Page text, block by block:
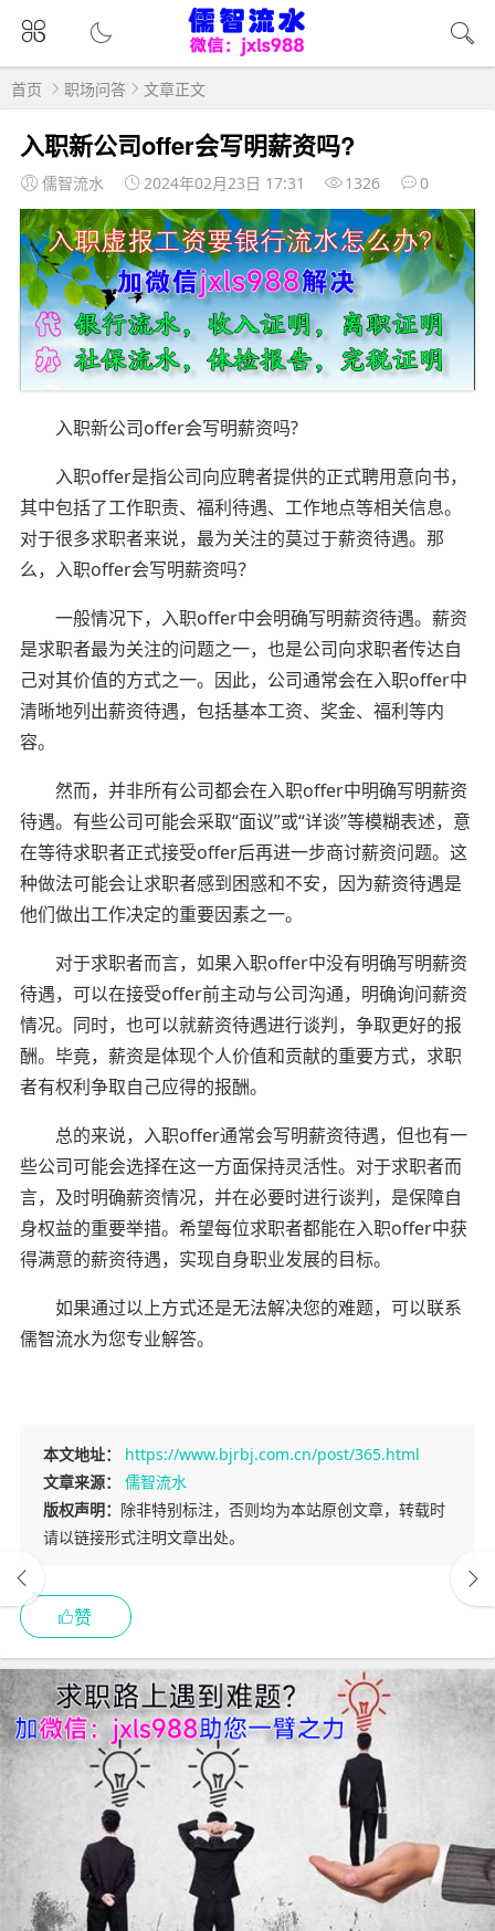
首页 职场问答 文章正文
入职新公司offer会写明薪资吗?
儒智流水 2024年02月23日 17:31 1326 0
入职新公司offer会写明薪资吗?
入职offer是指公司向应聘者提供的正式聘用意向书，
其中包括了工作职责、福利待遇、工作地点等相关信息。
对于很多求职者来说，最为关注的莫过于薪资待遇。那
么，入职offer会写明薪资吗？
一般情况下，入职offer中会明确写明薪资待遇。薪资
是求职者最为关注的问题之一，也是公司向求职者传达自
己对其价值的方式之一。因此，公司通常会在入职offer中
清晰地列出薪资待遇，包括基本工资、奖金、福利等内
容。
然而，并非所有公司都会在入职offer中明确写明薪资
待遇。有些公司可能会采取“面议”或“详谈”等模糊表述，意
在等待求职者正式接受offer后再进一步商讨薪资问题。这
种做法可能会让求职者感到困惑和不安，因为薪资待遇是
他们做出工作决定的重要因素之一。
对于求职者而言，如果入职offer中没有明确写明薪资
待遇，可以在接受offer前主动与公司沟通，明确询问薪资
情况。同时，也可以就薪资待遇进行谈判，争取更好的报
酬。毕竟，薪资是体现个人价值和贡献的重要方式，求职
者有权利争取自己应得的报酬。
总的来说，入职offer通常会写明薪资待遇，但也有一
些公司可能会选择在这一方面保持灵活性。对于求职者而
言，及时明确薪资情况，并在必要时进行谈判，是保障自
身权益的重要举措。希望每位求职者都能在入职offer中获
得满意的薪资待遇，实现自身职业发展的目标。
如果通过以上方式还是无法解决您的难题，可以联系
儒智流水为您专业解答。
本文地址：
https://www.bjrbj.com.cn/post/365.html
文章来源：
儒智流水
版权声明： 除非特别标注，否则均为本站原创文章，转载时
请以链接形式注明文章出处。
赞